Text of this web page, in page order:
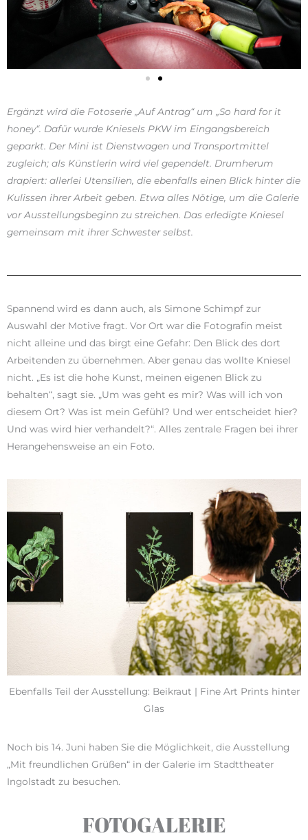
Ergänzt wird die Fotoserie „Auf Antrag“ um „So hard for it
honey“. Dafür wurde Kniesels PKW im Eingangsbereich
geparkt. Der Mini ist Dienstwagen und Transportmittel
zugleich; als Künstlerin wird viel gependelt. Drumherum
drapiert: allerlei Utensilien, die ebenfalls einen Blick hinter die
Kulissen ihrer Arbeit geben. Etwa alles Nötige, um die Galerie
vor Ausstellungsbeginn zu streichen. Das erledigte Kniesel
gemeinsam mit ihrer Schwester selbst.
Spannend wird es dann auch, als Simone Schimpf zur
Auswahl der Motive fragt. Vor Ort war die Fotografin meist
nicht alleine und das birgt eine Gefahr: Den Blick des dort
Arbeitenden zu übernehmen. Aber genau das wollte Kniesel
nicht. „Es ist die hohe Kunst, meinen eigenen Blick zu
behalten“, sagt sie. „Um was geht es mir? Was will ich von
diesem Ort? Was ist mein Gefühl? Und wer entscheidet hier?
Und was wird hier verhandelt?“. Alles zentrale Fragen bei ihrer
Herangehensweise an ein Foto.
Ebenfalls Teil der Ausstellung: Beikraut | Fine Art Prints hinter
Glas
Noch bis 14. Juni haben Sie die Möglichkeit, die Ausstellung
„Mit freundlichen Grüßen“ in der Galerie im Stadttheater
Ingolstadt zu besuchen.
FOTOGALERIE